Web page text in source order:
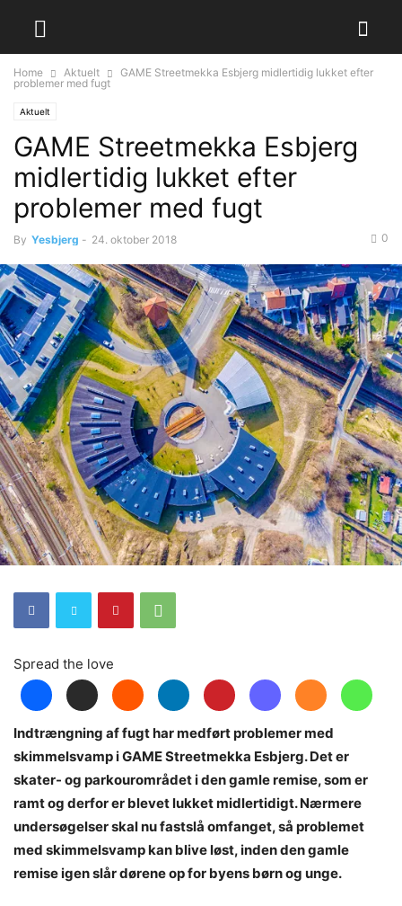
Home Aktuelt
GAME Streetmekka Esbjerg midlertidig lukket efter
problemer med fugt
Aktuelt
GAME Streetmekka Esbjerg
midlertidig lukket efter
problemer med fugt
By Yesbjerg - 24. oktober 2018 0
Spread the love
Indtrængning af fugt har medført problemer med
skimmelsvamp i GAME Streetmekka Esbjerg. Det er
skater- og parkourområdet i den gamle remise, som er
ramt og derfor er blevet lukket midlertidigt. Nærmere
undersøgelser skal nu fastslå omfanget, så problemet
med skimmelsvamp kan blive løst, inden den gamle
remise igen slår dørene op for byens børn og unge.